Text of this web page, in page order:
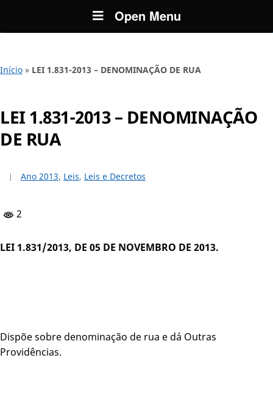
Open Menu
Início » LEI 1.831-2013 – DENOMINAÇÃO DE RUA
LEI 1.831-2013 – DENOMINAÇÃO
DE RUA
Ano 2013, Leis, Leis e Decretos
2
LEI 1.831/2013, DE 05 DE NOVEMBRO DE 2013.
Dispõe sobre denominação de rua e dá Outras
Providências.